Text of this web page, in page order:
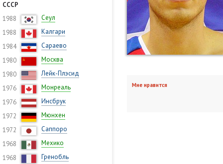
СССР
1988
Сеул
1988
Калгари
1984
Сараево
1980
Москва
1980
Лейк-Плэсид
1976
Монреаль
1976
Инсбрук
1972
Мюнхен
1972
Саппоро
1968
Мехико
1968
Гренобль
Мне нравится